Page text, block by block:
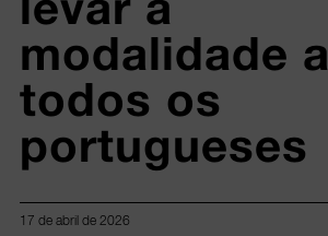
modalidade a
todos os
portugueses
17 de abril de 2026